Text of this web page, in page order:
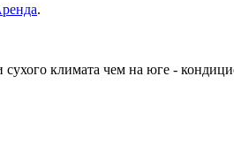
.
сухого климата чем на юге -